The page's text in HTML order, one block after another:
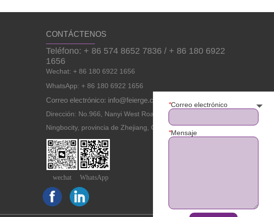
CONTÁCTENOS
*Correo electrónico
*Mensaje
Teléfono: + 86 574 8652 7836 / + 86 180 6922
1656
Wechat: + 86 180 6922 1656
WhatsApp: + 86 180 6922 1656
Correo electrónico: info@feierge.com
Dirección: No.966, Nanyi West Road, distrito de Zhenhai
Ningbocity, provincia de Zhejiang, China.
wechat WhatsApp